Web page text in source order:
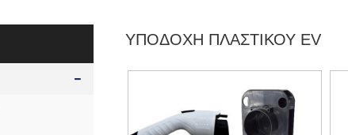
ΥΠΟΔΟΧΉ ΠΛΑΣΤΙΚΟΎ EV